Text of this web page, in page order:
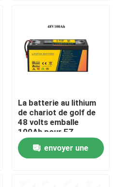
La batterie au lithium
de chariot de golf de
48 volts emballe
100Ah pour EZ-
vont/clubs
envoyer une